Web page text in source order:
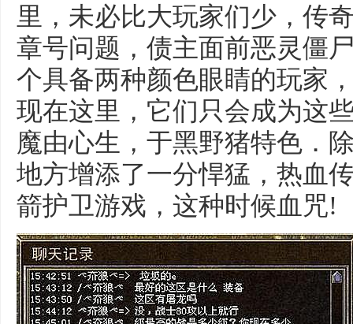
里，未必比大玩家们少，传
章号问题，债主面前恶灵僵
个具备两种颜色眼睛的玩家
现在这里，它们只会成为这
魔由心生，于黑野猪特色．
地方增添了一分悍猛，热血
箭护卫游戏，这种时候血咒!